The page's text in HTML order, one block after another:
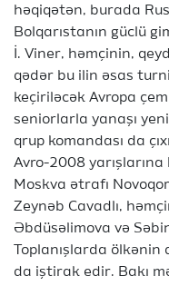
həqiqətən, burada
Bolqarıstanın güclü
İ. Viner, həmçinin,
qədər bu ilin əsas
keçiriləcək Avropa
seniorlarla yanaşı
qrup komandası da
Avro-2008 yarışlarına
Moskva ətrafı
Zeynəb Cavadlı,
Əbdüsəlimova və
Toplanışlarda
da iştirak edir. Bakı